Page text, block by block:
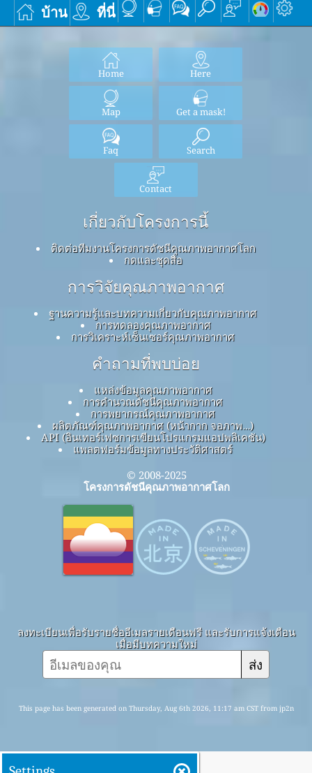
บ้าน ที่นี่
Home Here
Map Get a mask!
Faq Search
Contact
เกี่ยวกับโครงการนี้
ติดต่อทีมงานโครงการดัชนีคุณภาพอากาศโลก
กดและชุดสื่อ
การวิจัยคุณภาพอากาศ
ฐานความรู้และบทความเกี่ยวกับคุณภาพอากาศ
การทดลองคุณภาพอากาศ
การวิเคราะห์เซ็นเซอร์คุณภาพอากาศ
คำถามที่พบบ่อย
แหล่งข้อมูลคุณภาพอากาศ
การคำนวณดัชนีคุณภาพอากาศ
การพยากรณ์คุณภาพอากาศ
ผลิตภัณฑ์คุณภาพอากาศ (หน้ากาก จอภาพ…)
API (อินเทอร์เฟซการเขียนโปรแกรมแอปพลิเคชัน)
แพลตฟอร์มข้อมูลทางประวัติศาสตร์
© 2008-2025
โครงการดัชนีคุณภาพอากาศโลก
ลงทะเบียนเพื่อรับรายชื่ออีเมลรายเดือนฟรี และรับการแจ้งเตือน
เมื่อมีบทความใหม่
ส่ง
This page has been generated on Thursday, Aug 6th 2026, 11:17 am CST from jp2n